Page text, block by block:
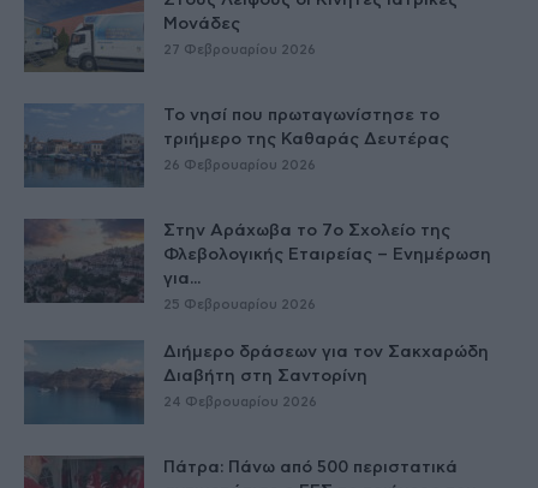
Μονάδες
27 Φεβρουαρίου 2026
Το νησί που πρωταγωνίστησε το
τριήμερο της Καθαράς Δευτέρας
26 Φεβρουαρίου 2026
Στην Αράχωβα το 7ο Σχολείο της
Φλεβολογικής Εταιρείας – Ενημέρωση
για...
25 Φεβρουαρίου 2026
Διήμερο δράσεων για τον Σακχαρώδη
Διαβήτη στη Σαντορίνη
24 Φεβρουαρίου 2026
Πάτρα: Πάνω από 500 περιστατικά